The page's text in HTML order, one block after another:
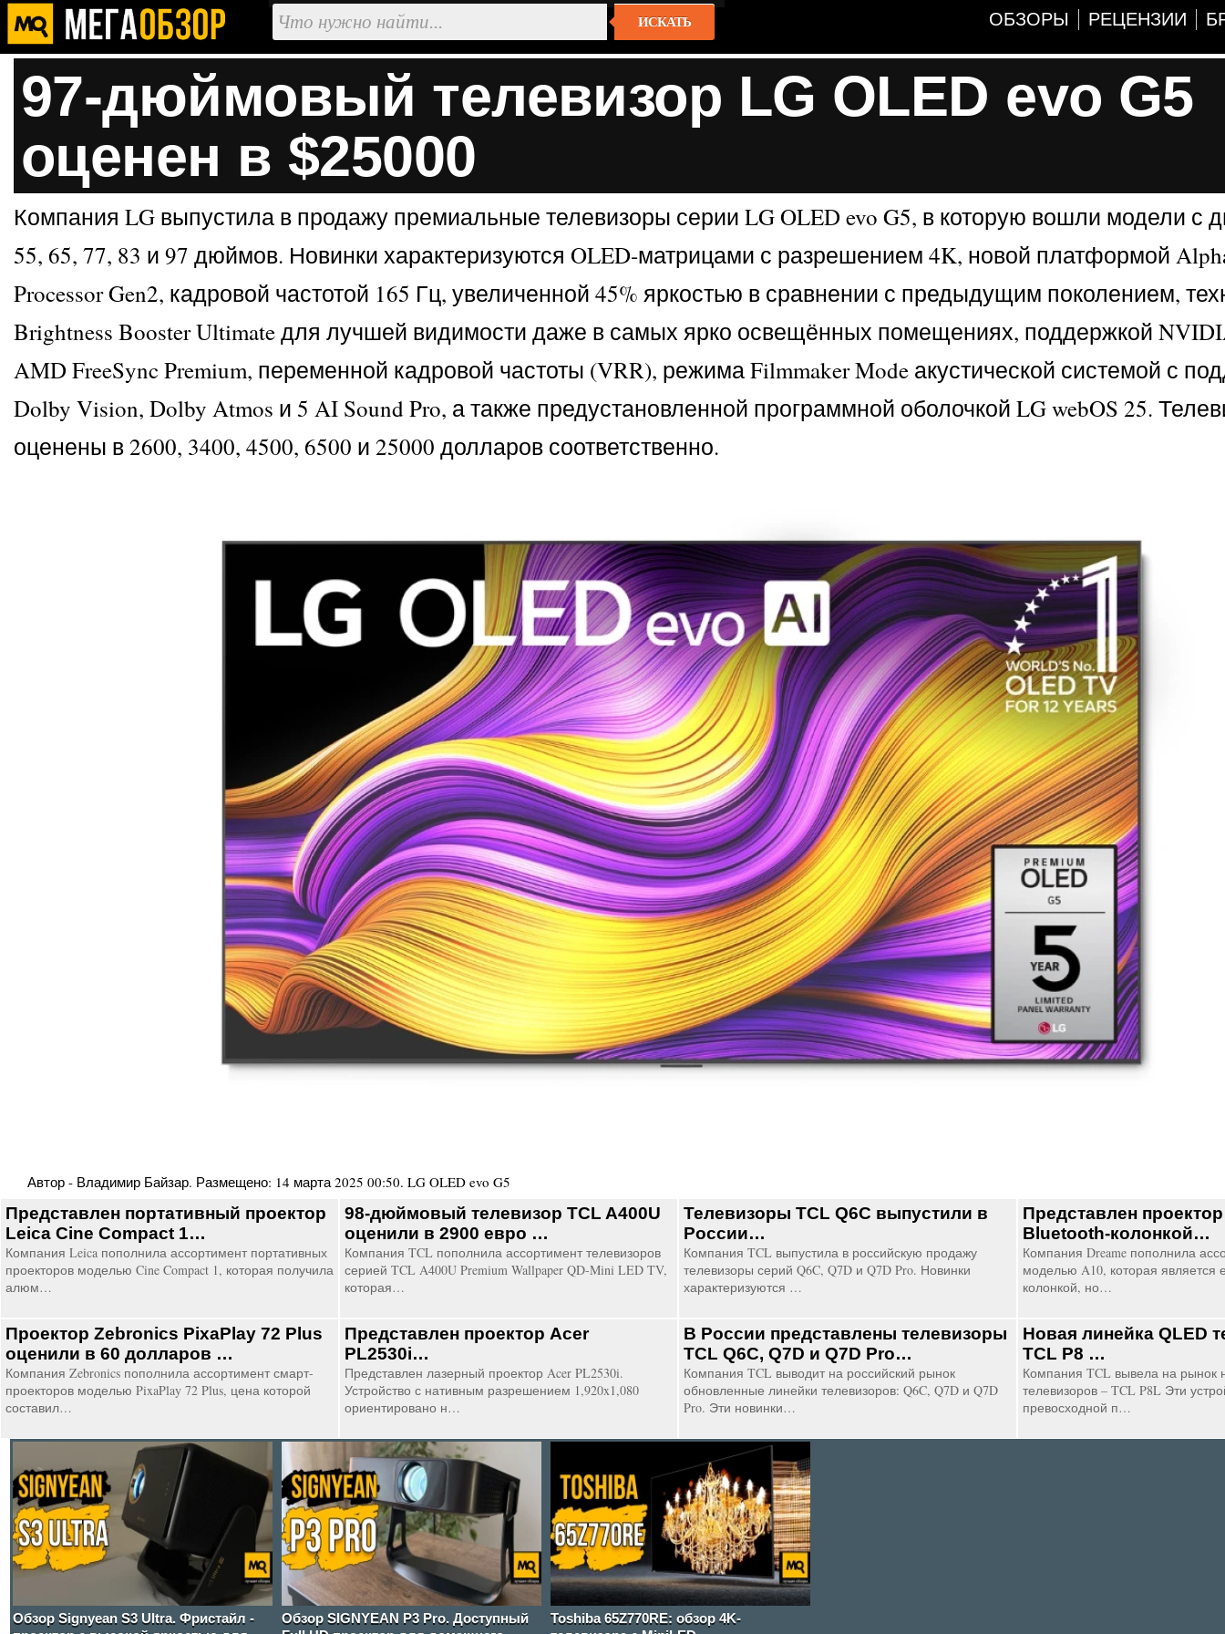
ИСКАТЬ ОБЗОРЫ РЕЦЕНЗИИ
97-дюймовый телевизор LG OLED evo G5
оценен в $25000
Компания LG выпустила в продажу премиальные телевизоры серии LG OLED evo G5, в которую вошли модели с
55, 65, 77, 83 и 97 дюймов. Новинки характеризуются OLED-матрицами с разрешением 4K, новой платформой
Processor Gen2, кадровой частотой 165 Гц, увеличенной 45% яркостью в сравнении с предыдущим поколением,
Brightness Booster Ultimate для лучшей видимости даже в самых ярко освещённых помещениях, поддержкой
AMD FreeSync Premium, переменной кадровой частоты (VRR), режима Filmmaker Mode акустической системой с
Dolby Vision, Dolby Atmos и 5 AI Sound Pro, а также предустановленной программной оболочкой LG webOS 25.
оценены в 2600, 3400, 4500, 6500 и 25000 долларов соответственно.
Автор - Владимир Байзар. Размещено: 14 марта 2025 00:50. LG OLED evo G5
Представлен портативный проектор
Leica Cine Compact 1…
Компания Leica пополнила ассортимент портативных
проекторов моделью Cine Compact 1, которая получила
алюм…
98-дюймовый телевизор TCL A400U
оценили в 2900 евро …
Компания TCL пополнила ассортимент телевизоров
серией TCL A400U Premium Wallpaper QD-Mini LED TV,
которая…
Телевизоры TCL Q6C выпустили в
России…
Компания TCL выпустила в российскую продажу
телевизоры серий Q6C, Q7D и Q7D Pro. Новинки
характеризуются …
Представлен
Bluetooth-колонкой…
Компания Dreame пополнила
моделью A10, которая является
колонкой, но…
Проектор Zebronics PixaPlay 72 Plus
оценили в 60 долларов …
Компания Zebronics пополнила ассортимент смарт-
проекторов моделью PixaPlay 72 Plus, цена которой
составил…
Представлен проектор Acer
PL2530i…
Представлен лазерный проектор Acer PL2530i.
Устройство с нативным разрешением 1,920x1,080
ориентировано н…
В России представлены телевизоры
TCL Q6C, Q7D и Q7D Pro…
Компания TCL выводит на российский рынок
обновленные линейки телевизоров: Q6C, Q7D и Q7D
Pro. Эти новинки…
Новая линейка QLED
TCL P8 …
Компания TCL вывела на рынок
телевизоров – TCL P8L Эти
превосходной п…
Обзор Signyean S3 Ultra. Фристайл -
Обзор SIGNYEAN P3 Pro. Доступный
Toshiba 65Z770RE: обзор 4K-